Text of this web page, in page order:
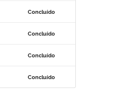
Concluído
Concluído
Concluído
Concluído